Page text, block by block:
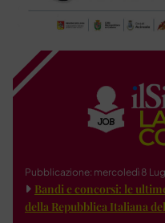
Pubblicazione: mercoledì 8
Bandi e concorsi: le
della Repubblica Italiana